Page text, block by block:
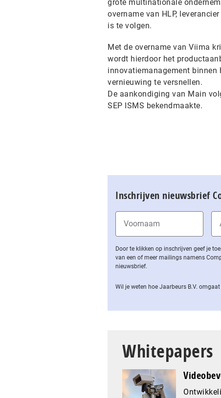
grote multinationale
overname van HLP,
is te volgen.
Met de overname van Viima
wordt hierdoor het
innovatiemanagement binnen
vernieuwing te versnellen.
De aankondiging van Main
SEP ISMS bekendmaakte.
Inschrijven nieuwsbrief
Door te klikken op inschrijven geef je
van een of meer mailings namens
nieuwsbrief.
Wil je weten hoe Jaarbeurs B.V.
Whitepapers